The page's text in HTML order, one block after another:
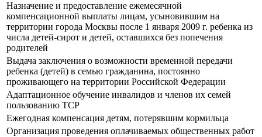
Назначение и предоставление ежемесячной
компенсационной выплаты лицам, усыновившим на
территории города Москвы после 1 января 2009 г. ребенка из
числа детей-сирот и детей, оставшихся без попечения
родителей
Выдача заключения о возможности временной передачи
ребенка (детей) в семью гражданина, постоянно
проживающего на территории Российской Федерации
Адаптационное обучение инвалидов и членов их семей
пользованию ТСР
Ежегодная компенсация детям, потерявшим кормильца
Организация проведения оплачиваемых общественных работ